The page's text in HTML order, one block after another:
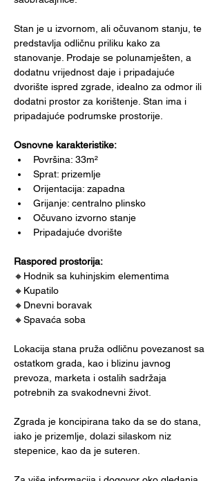
Stan je u izvornom, ali očuvanom stanju, te
predstavlja odličnu priliku kako za
stanovanje. Prodaje se polunamješten, a
dodatnu vrijednost daje i pripadajuće
dvorište ispred zgrade, idealno za odmor ili
dodatni prostor za korištenje. Stan ima i
pripadajuće podrumske prostorije.
Osnovne karakteristike:
Površina: 33m²
Sprat: prizemlje
Orijentacija: zapadna
Grijanje: centralno plinsko
Očuvano izvorno stanje
Pripadajuće dvorište
Raspored prostorija:
🔸Hodnik sa kuhinjskim elementima
🔸Kupatilo
🔸Dnevni boravak
🔸Spavaća soba
Lokacija stana pruža odličnu povezanost sa
ostatkom grada, kao i blizinu javnog
prevoza, marketa i ostalih sadržaja
potrebnih za svakodnevni život.
Zgrada je koncipirana tako da se do stana,
iako je prizemlje, dolazi silaskom niz
stepenice, kao da je suteren.